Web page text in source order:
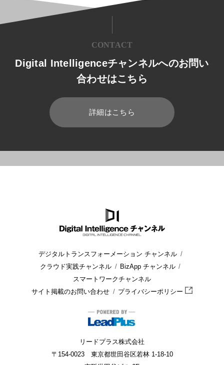
CONTACT
Digital Intelligenceチャンネルへのお問い
合わせはこちら
詳細はこちら
デジタルトランスフォーメーション チャンネル
クラウド実践チャンネル
BizApp チャンネル
スマートワークチャンネル
サイト掲載のお問い合わせ
プライバシーポリシー
リードプラス株式会社
〒154-0023 東京都世田谷区若林 1-18-10